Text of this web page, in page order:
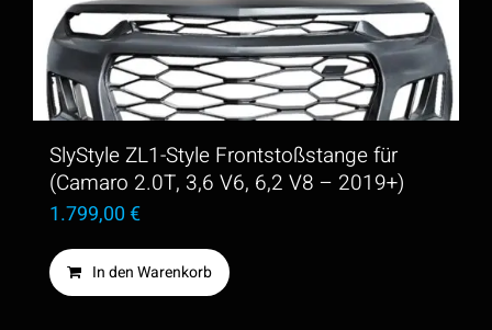
SlyStyle ZL1-Style Frontstoßstange für
(Camaro 2.0T, 3,6 V6, 6,2 V8 – 2019+)
1.799,00€
In den Warenkorb